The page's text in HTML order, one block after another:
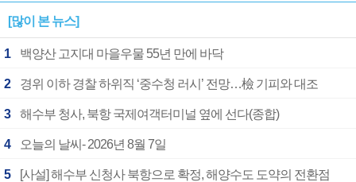
[많이 본 뉴스]
1 백양산 고지대 마을우물 55년 만에 바닥
2 경위 이하 경찰 하위직 ‘중수청 러시’ 전망…檢 기피와 대조
3 해수부 청사, 북항 국제여객터미널 옆에 선다(종합)
4 오늘의 날씨- 2026년 8월 7일
5 [사설] 해수부 신청사 북항으로 확정, 해양수도 도약의 전환점